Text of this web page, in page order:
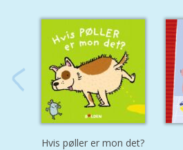
Hvis pøller er mon det?